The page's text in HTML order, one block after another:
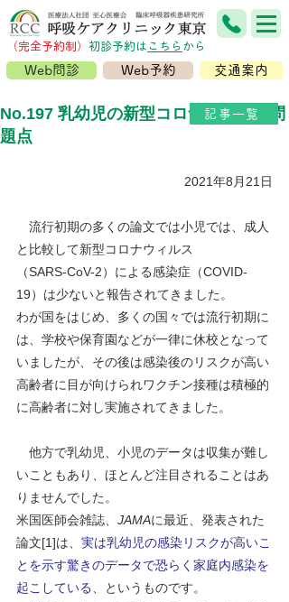
（完全予約制） ​初診予約は こちら から
Web問診 Web予約 交通案内
No.197 乳幼児の新型コロナ感染症の問
題点
2021年8月21日
流行初期の多くの論文では小児では、成人
と比較して新型コロナウィルス
（SARS-CoV-2）による感染症（COVID-
19）は少ないと報告されてきました。
わが国をはじめ、多くの国々では流行初期に
は、学校や保育園などが一律に休校となって
いましたが、その後は感染後のリスクが高い
高齢者に目が向けられワクチン接種は積極的
に高齢者に対し実施されてきました。
他方で乳幼児、小児のデータは収集が難し
いこともあり、ほとんど注目されることはあ
りませんでした。
米国医師会雑誌、 JAMAに最近、発表された
論文[1]は、 実は乳幼児の感染リスクが高いこ
とを示す驚きのデータで恐らく家庭内感染を
起こしている
、というものです。
記事一覧